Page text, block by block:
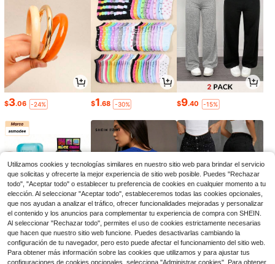
$3.06 -24% $1.68 -30% $9.40 -15%
$5.61 -8% $8.09 -11% $21.75 -17%
Utilizamos cookies y tecnologías similares en nuestro sitio web para brindar el servicio
que solicitas y ofrecerte la mejor experiencia de sitio web posible. Puedes "Rechazar
todo", "Aceptar todo" o establecer tu preferencia de cookies en cualquier momento a tu
elección. Al seleccionar "Aceptar todo", estableceremos todas las cookies opcionales,
que nos ayudan a analizar el tráfico, ofrecer funcionalidades mejoradas y personalizar
el contenido y los anuncios para complementar tu experiencia de compra con SHEIN.
Al seleccionar "Rechazar todo", permites el uso de cookies estrictamente necesarias
que hacen que nuestro sitio web funcione. Puedes desactivarlas cambiando la
configuración de tu navegador, pero esto puede afectar el funcionamiento del sitio web.
Para obtener más información sobre las cookies que utilizamos y para ajustar tus
configuraciones de cookies opcionales, selecciona "Administrar cookies". Para obtener